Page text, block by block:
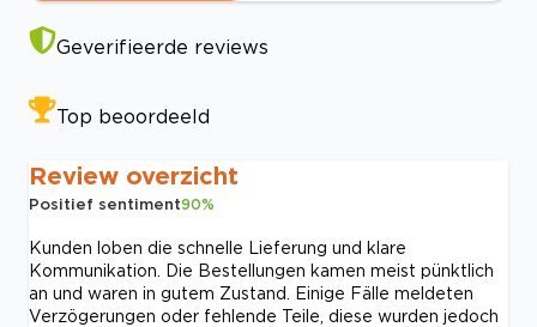
Geverifieerde reviews
Top beoordeeld
Review overzicht
Positief sentiment90%
Kunden loben die schnelle Lieferung und klare
Kommunikation. Die Bestellungen kamen meist pünktlich
an und waren in gutem Zustand. Einige Fälle meldeten
Verzögerungen oder fehlende Teile, diese wurden jedoch